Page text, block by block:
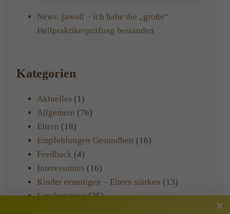
News: jawoll – ich habe die „große“
Heilpraktikerprüfung bestanden
Kategorien
Aktuelles (1)
Allgemein (76)
Eltern (18)
Empfehlungen Gesundheit (16)
Feedback (4)
Interessantes (16)
Kinder ermutigen – Eltern stärken (13)
Lernberatung(25)